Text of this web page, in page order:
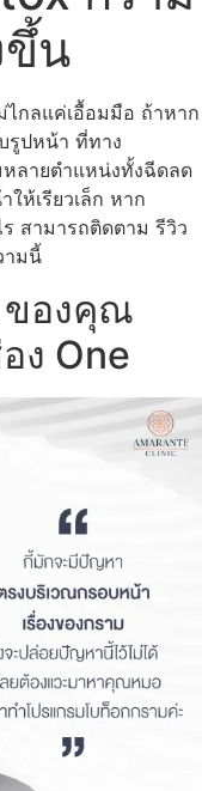
ขึ้น
ไกลแค่เอื้อมมือ ถ้าหาก
รูปหน้า ที่ทาง
ลายตำแหน่งทั้งฉีดลด
ห้เรียวเล็ก หาก
สามารถติดตาม รีวิว
ามนี้
ของคุณ
ง One